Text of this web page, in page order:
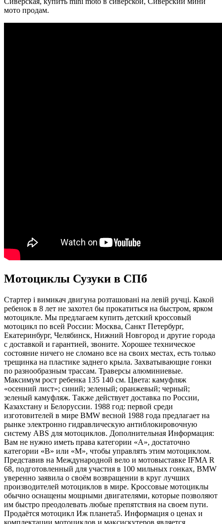
мото продам.
Мотоциклы Сузуки в СПб
Стартер і вимикач двигуна розташовані на левій ручці. Какой
ребенок в 8 лет не захотел бы прокатиться на быстром, ярком
мотоцикле. Мы предлагаем купить детский кроссовый
мотоцикл по всей России: Москва, Санкт Петербург,
Екатеринбург, Челябинск, Нижний Новгород и другие города
с доставкой и гарантией, звоните. Хорошее техническое
состояние ничего не сломано все на своих местах, есть только
трещинка на пластике заднего крыла. Захватывающие гонки
по разнообразным трассам. Траверсы алюминиевые.
Максимум рост ребенка 135 140 см. Цвета: камуфляж
«осенний лист»; синий; зеленый; оранжевый; черный;
зеленый камуфляж. Также действует доставка по России,
Казахстану и Белоруссии. 1988 год: первой среди
изготовителей в мире BMW весной 1988 года предлагает на
рынке электронно гидравлическую антиблокировочную
систему ABS для мотоциклов. Дополнительная Информация:
Вам не нужно иметь права категории «А», достаточно
категории «B» или «M», чтобы управлять этим мотоциклом.
Представив на Международной вело и мотовыставке IFMA R
68, подготовленный для участия в 100 мильных гонках, BMW
уверенно заявила о своём возвращении в круг лучших
производителей мотоциклов в мире. Кроссовые мотоциклы
обычно оснащены мощными двигателями, которые позволяют
им быстро преодолевать любые препятствия на своем пути.
Продаётся мотоцикл Иж планета5. Информация о ценах и
комплектации мотоциклов и максискутеров является